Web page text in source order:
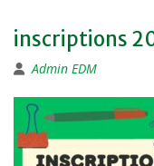
inscriptions
Admin EDM